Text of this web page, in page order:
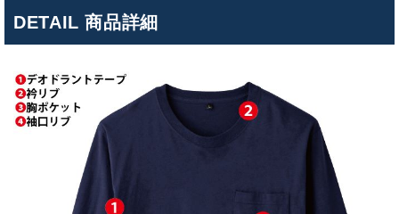
DETAIL 商品詳細